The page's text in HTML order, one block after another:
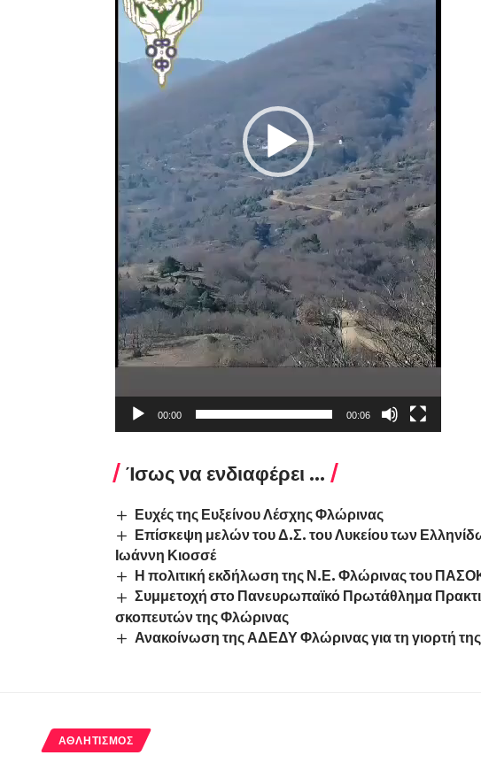
00:00 00:06
Ίσως να ενδιαφέρει ...
Ευχές της Ευξείνου Λέσχης Φλώρινας
Επίσκεψη μελών του Δ.Σ. του Λυκείου των
Ιωάννη Κιοσσέ
Η πολιτική εκδήλωση της Ν.Ε. Φλώρινας του
Συμμετοχή στο Πανευρωπαϊκό Πρωτάθλημα
σκοπευτών της Φλώρινας
Ανακοίνωση της ΑΔΕΔΥ Φλώρινας για τη γιορτή
ΑΘΛΗΤΙΣΜΌΣ